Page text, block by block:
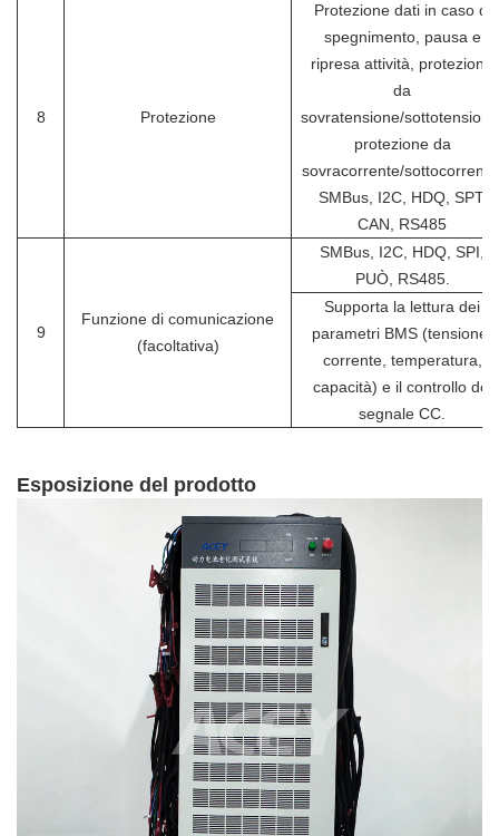
8 Protezione
Protezione dati in caso di
spegnimento, pausa e
ripresa attività, protezione
da
sovratensione/
protezione da
sovracorrente/
SMBus, I2C, HDQ, SPT,
CAN, RS485
9
Funzione di comunicazione
(facoltativa)
SMBus, I2C, HDQ, SPI,
PUÒ, RS485.
Supporta la lettura dei
parametri BMS (tensione,
corrente, temperatura,
capacità) e il controllo del
segnale CC.
Esposizione del prodotto